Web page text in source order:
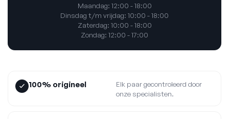
Maandag: 12:00 - 18:00
Dinsdag t/m vrijdag: 10:00 - 18:00
Zaterdag: 10:00 - 18:00
Zondag: 12:00 - 17:00
100% origineel
Elk paar gecontroleerd door
onze specialisten.